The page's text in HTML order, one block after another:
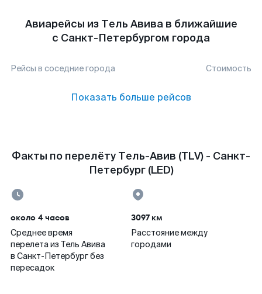
Авиарейсы из Тель Авива в ближайшие
с Санкт-Петербургом города
Рейсы в соседние города Стоимость
Показать больше рейсов
Факты по перелёту Тель-Авив (TLV) - Санкт-
Петербург (LED)
около 4 часов
Среднее время
перелета из Тель Авива
в Санкт-Петербург без
пересадок
3097 км
Расстояние между
городами